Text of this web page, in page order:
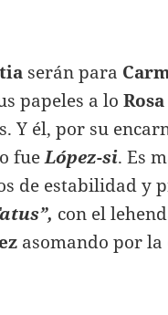
serán para
papeles a lo
Y él, por su
fueLópez-si. Es
de estabilidad y
, con el
asomando por